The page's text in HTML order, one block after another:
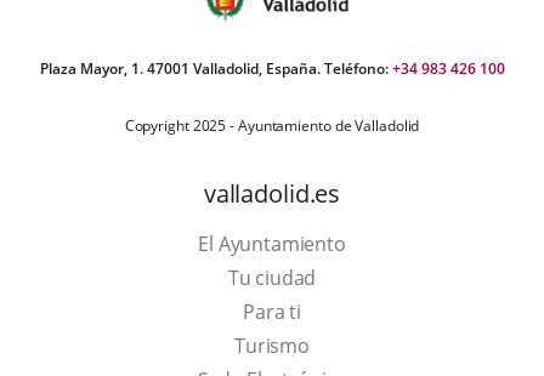
Plaza Mayor, 1. 47001 Valladolid, España. Teléfono:+34 983 426 100
Copyright 2025 - Ayuntamiento de Valladolid
valladolid.es
El Ayuntamiento
Tu ciudad
Para ti
TurismoThis